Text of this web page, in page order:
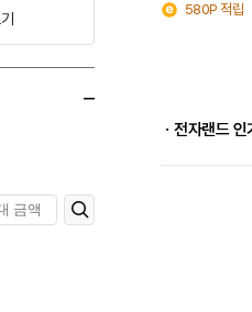
580P 적립
ㆍ전자랜드 인